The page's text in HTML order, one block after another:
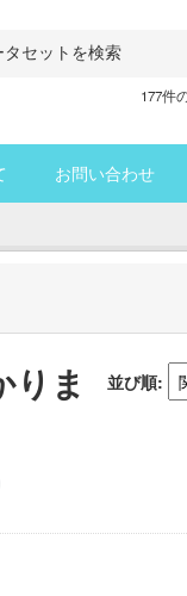
177件
お問い合わせ
並び順
りま